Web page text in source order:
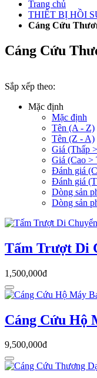
Trang chủ
THIẾT BỊ HỒI
Cáng Cứu
Cáng Cứu
Sắp xếp theo:
Mặc định
Mặc định
Tên (A - Z)
Tên (Z - A)
Giá (Thấp
Giá (Cao >
Đánh giá
Đánh giá
Dòng sản
Dòng sản
Tấm Trượt Di
1,500,000đ
Cáng Cứu Hộ
9,500,000đ